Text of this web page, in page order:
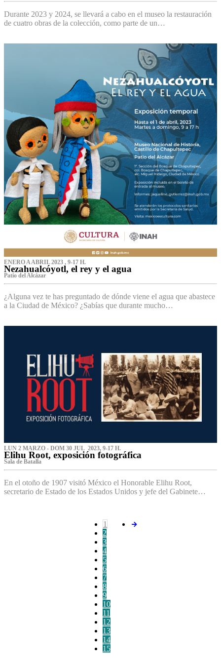
Durante 2023 y 2024, se llevará a cabo en el museo la restauración
de cuatro obras de la colección, como parte de un…
ENERO A ABRIL 2023 , 9-17 H.
Nezahualcóyotl, el rey y el agua
Patio del Alcázar
¿Alguna vez te has preguntado de dónde viene el agua que abastece
a la Ciudad de México? ¿Sabías que durante mucho…
LUN 2 MARZO - DOM 30 JUL 2023, 9-17 H.
Elihu Root, exposición fotográfica
Sala de Batalla
En el otoño de 1907 visitó México el Honorable Elihu Root,
secretario de Estado de los Estados Unidos y jefe del Gabinete…
1
2
3
4
5
6
7
8
9
10
11
12
13
14
15